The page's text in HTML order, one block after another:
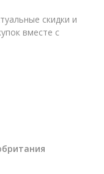
скидки и
вместе с